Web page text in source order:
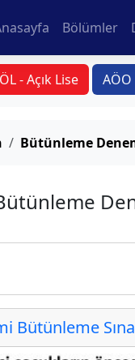
Bölümler
- Açık Lise
Bütünleme
Bütünleme